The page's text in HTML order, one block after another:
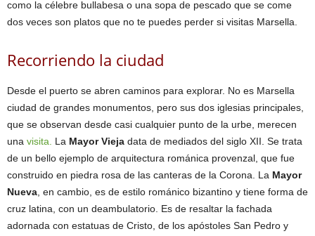
como la célebre bullabesa o una sopa de pescado que se come
dos veces son platos que no te puedes perder si visitas Marsella.
Recorriendo la ciudad
Desde el puerto se abren caminos para explorar. No es Marsella
ciudad de grandes monumentos, pero sus dos iglesias principales,
que se observan desde casi cualquier punto de la urbe, merecen
una visita. La Mayor Vieja data de mediados del siglo XII. Se trata
de un bello ejemplo de arquitectura románica provenzal, que fue
construido en piedra rosa de las canteras de la Corona. La Mayor
Nueva , en cambio, es de estilo románico bizantino y tiene forma de
cruz latina, con un deambulatorio. Es de resaltar la fachada
adornada con estatuas de Cristo, de los apóstoles San Pedro y